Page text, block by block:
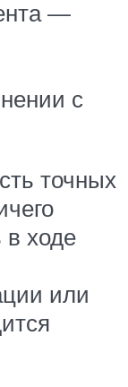
—
с
точных
в ходе
или